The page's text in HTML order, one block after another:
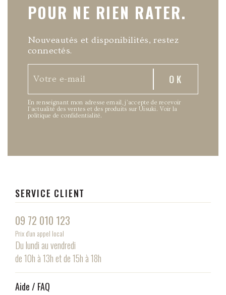
SERVICE CLIENT
09 72 010 123
Prix d'un appel local
Du lundi au vendredi
de 10h à 13h et de 15h à 18h
Aide / FAQ
POUR NE RIEN RATER.
Nouveautés et disponibilités, restez
connectés.
En renseignant mon adresse email, j’accepte de recevoir
l’actualité des ventes et des produits sur Uisuki. Voir la
politique de confidentialité.